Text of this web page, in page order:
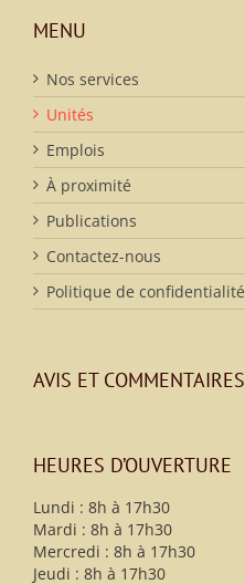
MENU
Nos services
Unités
Emplois
À proximité
Publications
Contactez-nous
Politique de confidentialité
AVIS ET COMMENTAIRES
HEURES D’OUVERTURE
Lundi : 8h à 17h30
Mardi : 8h à 17h30
Mercredi : 8h à 17h30
Jeudi : 8h à 17h30